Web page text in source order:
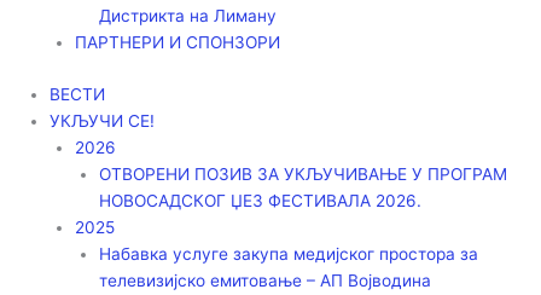
Дистрикта на Лиману
ПАРТНЕРИ И СПОНЗОРИ
ВЕСТИ
УКЉУЧИ СЕ!
2026
ОТВОРЕНИ ПОЗИВ ЗА УКЉУЧИВАЊЕ У ПРОГРАМ
НОВОСАДСКОГ ЏЕЗ ФЕСТИВАЛА 2026.
2025
Набавка услуге закупа медијског простора за
телевизијско емитовање – АП Војводинa